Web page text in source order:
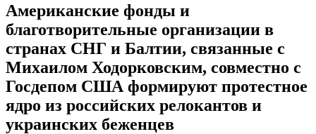
Американские фонды и
благотворительные организации в
странах СНГ и Балтии, связанные с
Михаилом Ходорковским, совместно с
Госдепом США формируют протестное
ядро из российских релокантов и
украинских беженцев